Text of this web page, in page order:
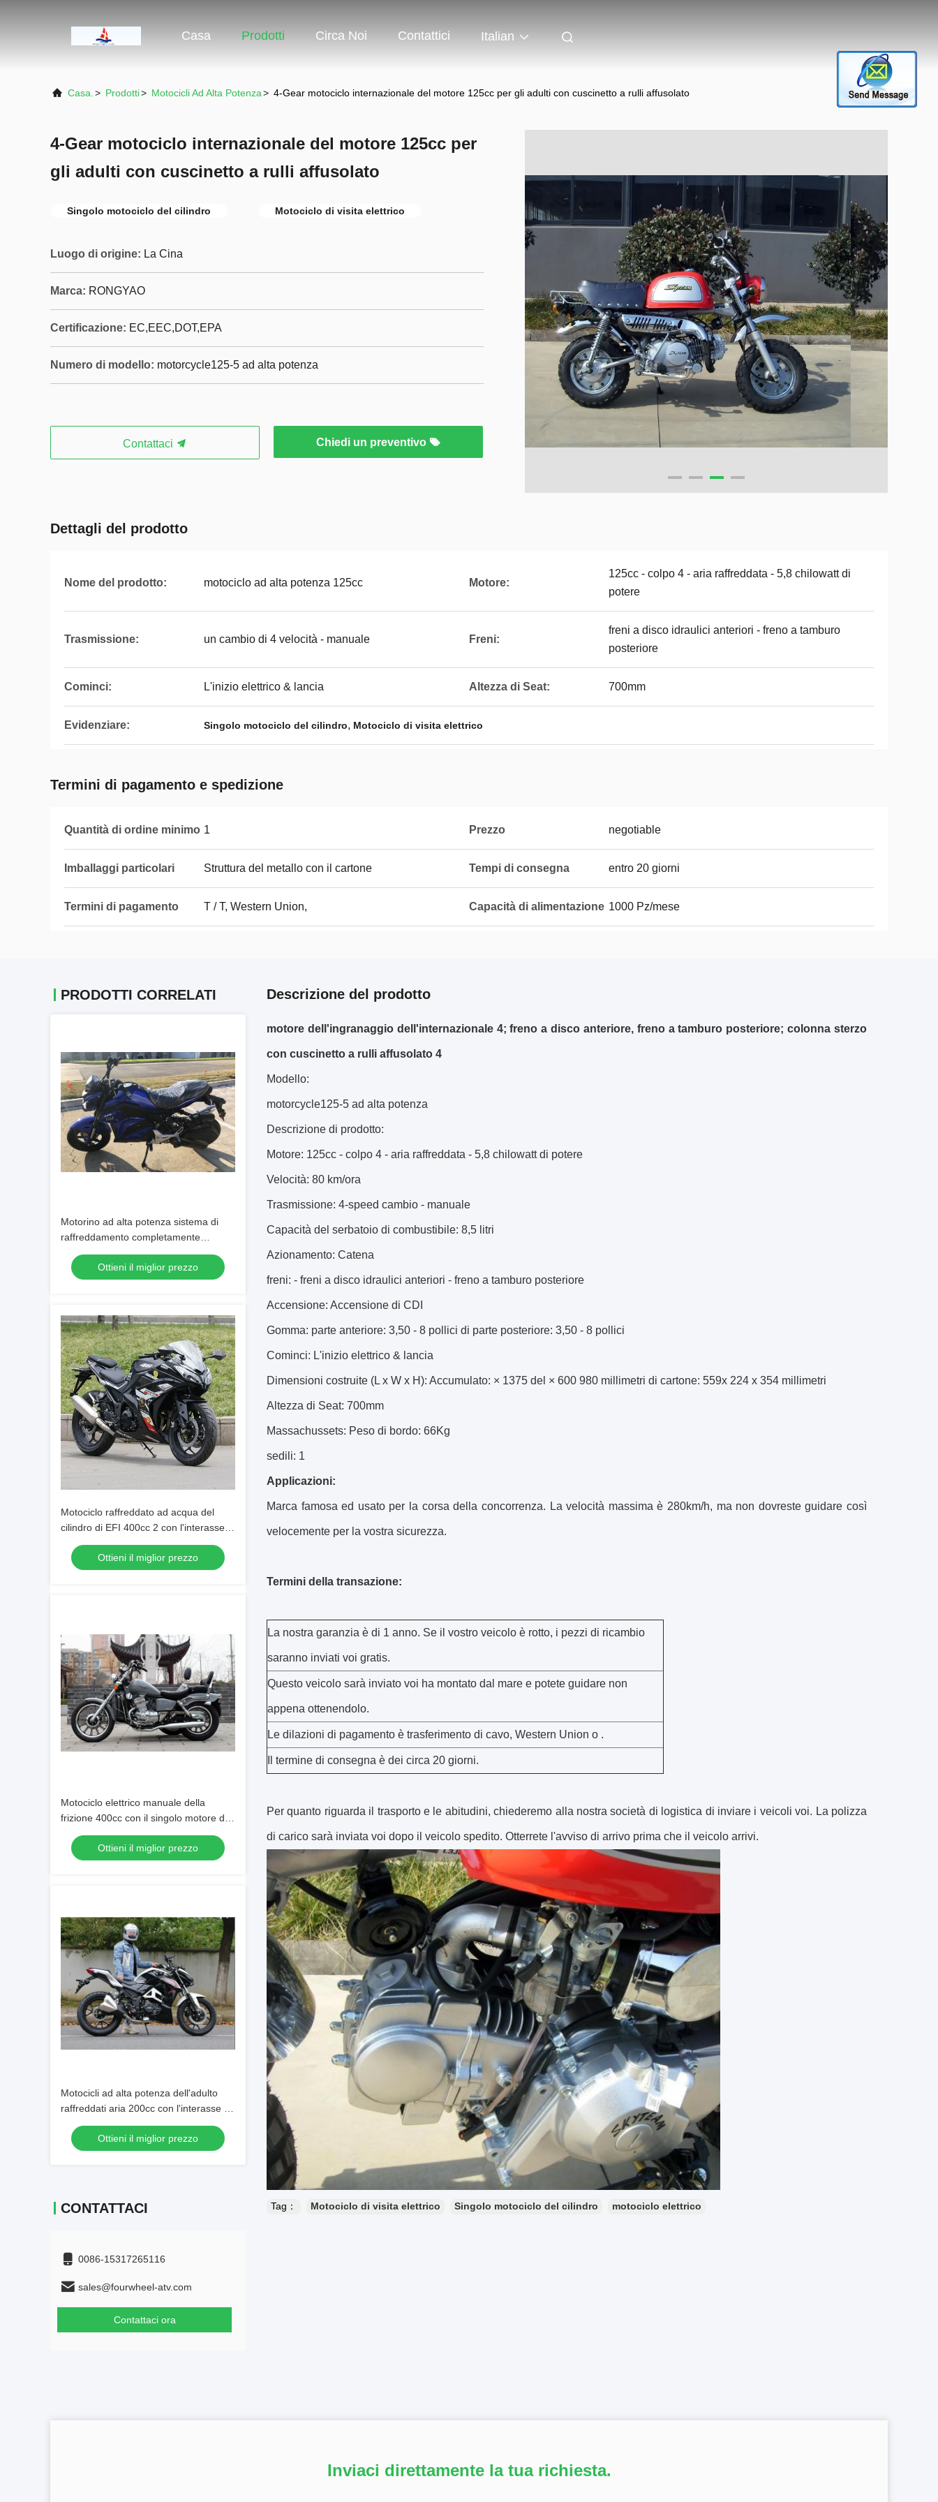
Casa Prodotti Circa Noi Contattici Italian
Casa. > Prodotti> Motocicli Ad Alta Potenza> 4-Gear motociclo internazionale del motore 125cc per gli adulti con cuscinetto a rulli affusolato
4-Gear motociclo internazionale del motore 125cc per
gli adulti con cuscinetto a rulli affusolato
Singolo motociclo del cilindro Motociclo di visita elettrico
Luogo di origine: La Cina
Marca: RONGYAO
Certificazione: EC,EEC,DOT,EPA
Numero di modello: motorcycle125-5 ad alta potenza
Contattaci Chiedi un preventivo
Dettagli del prodotto
Nome del prodotto: motociclo ad alta potenza 125cc Motore:
125cc - colpo 4 - aria raffreddata - 5,8 chilowatt di
potere
Trasmissione: un cambio di 4 velocità - manuale Freni:
freni a disco idraulici anteriori - freno a tamburo
posteriore
Cominci: L'inizio elettrico & lancia Altezza di Seat: 700mm
Evidenziare: Singolo motociclo del cilindro, Motociclo di visita elettrico
Termini di pagamento e spedizione
Quantità di ordine minimo 1 Prezzo negotiable
Imballaggi particolari Struttura del metallo con il cartone Tempi di consegna entro 20 giorni
Termini di pagamento T / T, Western Union, Capacità di alimentazione 1000 Pz/mese
PRODOTTI CORRELATI
Motorino ad alta potenza sistema di
raffreddamento completamente
automatico raffreddato ad aria 150cc
Ottieni il miglior prezzo
Motociclo raffreddato ad acqua del
cilindro di EFI 400cc 2 con l'interasse di
1430mm
Ottieni il miglior prezzo
Motociclo elettrico manuale della
frizione 400cc con il singolo motore del
cilindro del sidecar
Ottieni il miglior prezzo
Motocicli ad alta potenza dell'adulto
raffreddati aria 200cc con l'interasse di
1430mm
Ottieni il miglior prezzo
CONTATTACI
0086-15317265116
sales@fourwheel-atv.com
Contattaci ora
Descrizione del prodotto
motore dell'ingranaggio dell'internazionale 4; freno a disco anteriore, freno a tamburo posteriore; colonna sterzo
con cuscinetto a rulli affusolato 4
Modello:
motorcycle125-5 ad alta potenza
Descrizione di prodotto:
Motore: 125cc - colpo 4 - aria raffreddata - 5,8 chilowatt di potere
Velocità: 80 km/ora
Trasmissione: 4-speed cambio - manuale
Capacità del serbatoio di combustibile: 8,5 litri
Azionamento: Catena
freni: - freni a disco idraulici anteriori - freno a tamburo posteriore
Accensione: Accensione di CDI
Gomma: parte anteriore: 3,50 - 8 pollici di parte posteriore: 3,50 - 8 pollici
Cominci: L'inizio elettrico & lancia
Dimensioni costruite (L x W x H): Accumulato: × 1375 del × 600 980 millimetri di cartone: 559x 224 x 354 millimetri
Altezza di Seat: 700mm
Massachussets: Peso di bordo: 66Kg
sedili: 1
Applicazioni:
Marca famosa ed usato per la corsa della concorrenza. La velocità massima è 280km/h, ma non dovreste guidare così
velocemente per la vostra sicurezza.
Termini della transazione:
La nostra garanzia è di 1 anno. Se il vostro veicolo è rotto, i pezzi di ricambio
saranno inviati voi gratis.
Questo veicolo sarà inviato voi ha montato dal mare e potete guidare non
appena ottenendolo.
Le dilazioni di pagamento è trasferimento di cavo, Western Union o .
Il termine di consegna è dei circa 20 giorni.
Per quanto riguarda il trasporto e le abitudini, chiederemo alla nostra società di logistica di inviare i veicoli voi. La polizza
di carico sarà inviata voi dopo il veicolo spedito. Otterrete l'avviso di arrivo prima che il veicolo arrivi.
Tag： Motociclo di visita elettrico Singolo motociclo del cilindro motociclo elettrico
Inviaci direttamente la tua richiesta.